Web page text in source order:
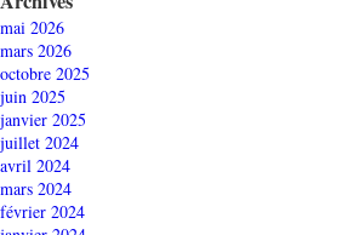
mai 2026
mars 2026
octobre 2025
juin 2025
janvier 2025
juillet 2024
avril 2024
mars 2024
février 2024